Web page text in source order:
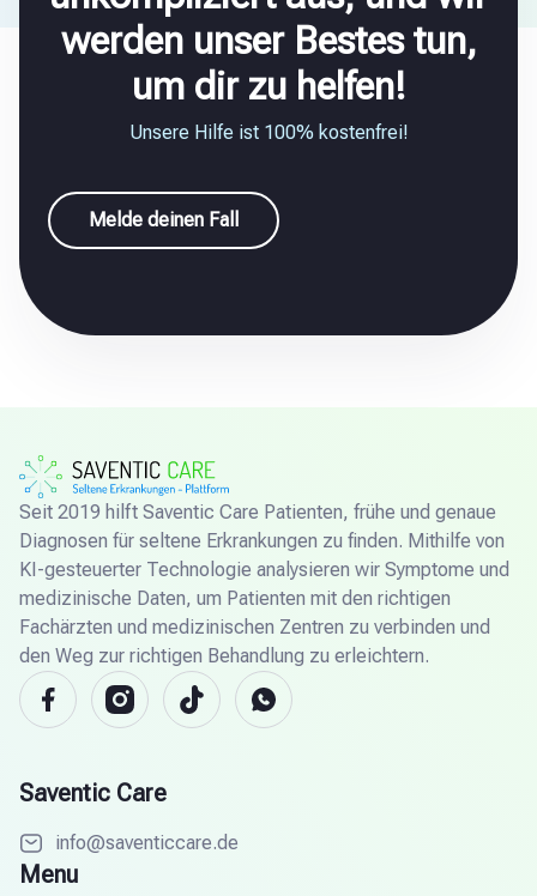
werden unser Bestes tun,
um dir zu helfen!
Unsere Hilfe ist 100% kostenfrei!
Melde deinen Fall
Seit 2019 hilft Saventic Care Patienten, frühe und genaue
Diagnosen für seltene Erkrankungen zu finden. Mithilfe von
KI-gesteuerter Technologie analysieren wir Symptome und
medizinische Daten, um Patienten mit den richtigen
Fachärzten und medizinischen Zentren zu verbinden und
den Weg zur richtigen Behandlung zu erleichtern.
Saventic Care
info@saventiccare.de
Menu